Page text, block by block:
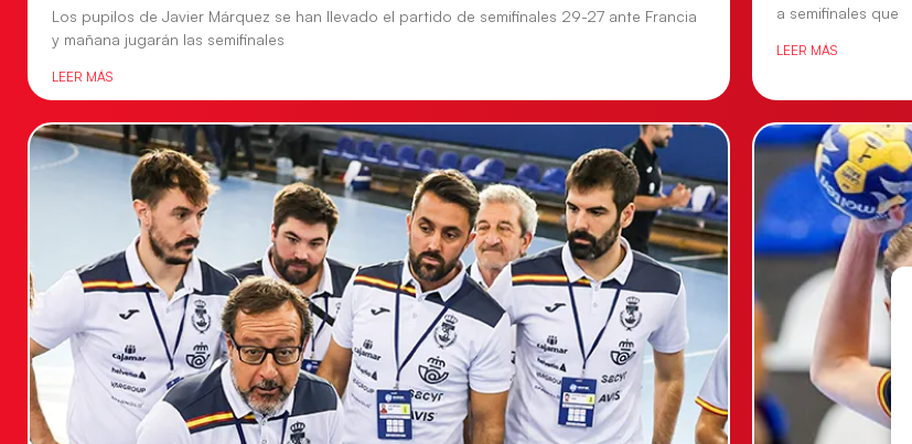
Los pupilos de Javier Márquez se han llevado el partido de semifinales 29-27 ante Francia
y mañana jugarán las semifinales
LEER MÁS
a semifinales que
LEER MÁS